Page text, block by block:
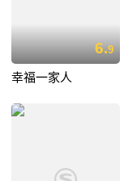
6.9
幸福一家人